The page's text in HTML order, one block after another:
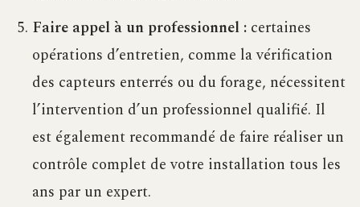
Faire appel à un professionnel : certaines
opérations d’entretien, comme la vérification
des capteurs enterrés ou du forage, nécessitent
l’intervention d’un professionnel qualifié. Il
est également recommandé de faire réaliser un
contrôle complet de votre installation tous les
ans par un expert.